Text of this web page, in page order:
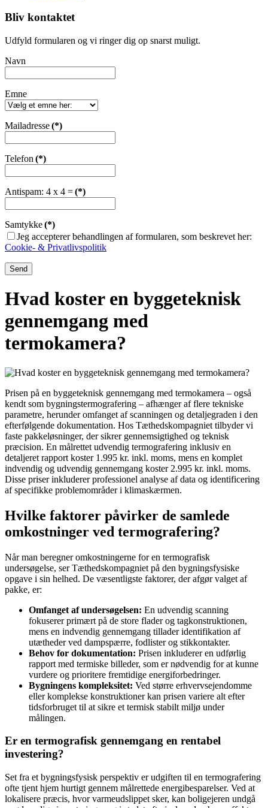
Bliv kontaktet
Udfyld formularen og vi ringer dig op snarst muligt.
Navn
Emne
Mailadresse(*)
Telefon (*)
Antispam: 4 x 4 =(*)
Samtykke(*)
Jeg accepterer behandlingen af formularen, som beskrevet her:
Cookie- & Privatlivspolitik
Send
Hvad koster en byggeteknisk
gennemgang med
termokamera?
Prisen på en byggeteknisk gennemgang med termokamera – også
kendt som bygningstermografering – afhænger af flere tekniske
parametre, herunder omfanget af scanningen og detaljegraden i den
efterfølgende dokumentation. Hos Tæthedskompagniet tilbyder vi
faste pakkeløsninger, der sikrer gennemsigtighed og teknisk
præcision. En målrettet udvendig termografering inklusiv en
detaljeret rapport koster 1.995 kr. inkl. moms, mens en komplet
indvendig og udvendig gennemgang koster 2.995 kr. inkl. moms.
Disse priser inkluderer professionel analyse af data og identificering
af specifikke problemområder i klimaskærmen.
Hvilke faktorer påvirker de samlede
omkostninger ved termografering?
Når man beregner omkostningerne for en termografisk
undersøgelse, ser Tæthedskompagniet på den bygningsfysiske
opgave i sin helhed. De væsentligste faktorer, der afgør valget af
pakke, er:
Omfanget af undersøgelsen: En udvendig scanning
fokuserer primært på de store flader og tagkonstruktionen,
mens en indvendig gennemgang tillader identifikation af
utætheder ved dampspærre, fodlister og stikkontakter.
Behov for dokumentation: Prisen inkluderer en udførlig
rapport med termiske billeder, som er nødvendig for at kunne
vurdere og prioritere fremtidige energiforbedringer.
Bygningens kompleksitet: Ved større erhvervsejendomme
eller komplekse konstruktioner kan prisen variere alt efter
tidsforbruget til at sikre et termisk stabilt miljø under
målingen.
Er en termografisk gennemgang en rentabel
investering?
Set fra et bygningsfysisk perspektiv er udgiften til en termografering
ofte tjent hjem hurtigt gennem målrettede energibesparelser. Ved at
lokalisere præcis, hvor varmeudslippet sker, kan boligejeren undgå